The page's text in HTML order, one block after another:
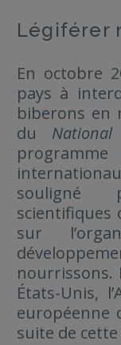
Légiférer
En octobre
pays à
biberons en
du
programme
souligné
scientifiques
sur
nourrissons.
États-Unis,
européenne
suite de